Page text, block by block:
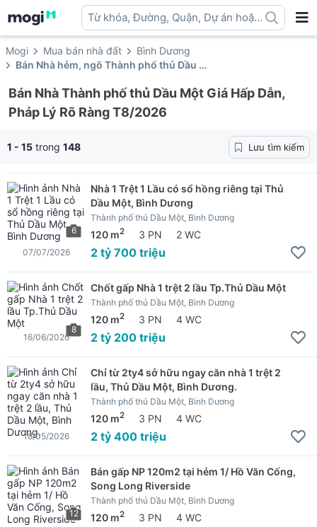
Từ khóa, Đường, Quận, Dự án hoặc
địa danh ...
Mogi Mua bán nhà đất
Bình Dương
Bán Nhà hẻm, ngõ Thành phố thủ Dầu Một
Bán Nhà Thành phố thủ Dầu Một Giá Hấp Dẫn,
Pháp Lý Rõ Ràng T8/2026
1 - 15 trong 148 Lưu tìm kiếm
6
Nhà 1 Trệt 1 Lầu có sổ hồng riêng tại Thủ
Dầu Một, Bình Dương
Thành phố thủ Dầu Một, Bình Dương
120 m2 3 PN 2 WC
2 tỷ 700 triệu
07/07/2026
8
Chốt gấp Nhà 1 trệt 2 lầu Tp.Thủ Dầu Một
Thành phố thủ Dầu Một, Bình Dương
120 m2 3 PN 4 WC
2 tỷ 200 triệu
16/06/2026
Chỉ từ 2ty4 sở hữu ngay căn nhà 1 trệt 2
lầu, Thủ Dầu Một, Bình Dương.
Thành phố thủ Dầu Một, Bình Dương
120 m2 3 PN 4 WC
2 tỷ 400 triệu
18/05/2026
12
Bán gấp NP 120m2 tại hẻm 1/ Hồ Văn Cống,
Song Long Riverside
Thành phố thủ Dầu Một, Bình Dương
120 m2 3 PN 4 WC